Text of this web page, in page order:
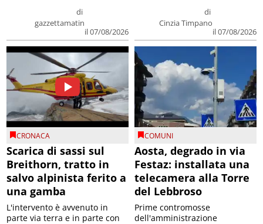
di
gazzettamatin
il 07/08/2026
di
Cinzia Timpano
il 07/08/2026
CRONACA
Scarica di sassi sul
Breithorn, tratto in
salvo alpinista ferito a
una gamba
L'intervento è avvenuto in
parte via terra e in parte con
COMUNI
Aosta, degrado in via
Festaz: installata una
telecamera alla Torre
del Lebbroso
Prime contromosse
dell'amministrazione